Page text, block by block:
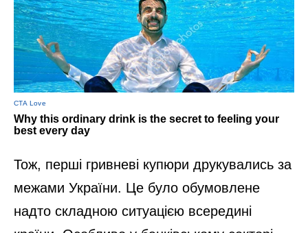
Тож, перші гривневі купюри друкувались за
межами України. Це було обумовлене
надто складною ситуацією всередині